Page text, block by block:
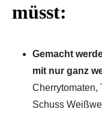
müsst:
Gemacht
mit nur ganz
Cherrytomaten,
Schuss